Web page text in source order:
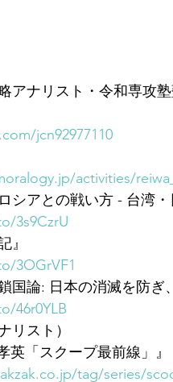
アナリスト・令和専攻塾
jcn92977110
activities/
アとの戦い方 - 台湾・
3s9CzrU
3OGrVF1
論: 日本の消滅を防ぎ
46r0YLB
リスト）
「スクープ最前線」』
tag/series/